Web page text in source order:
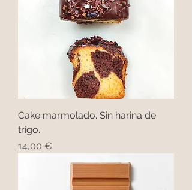
Cake marmolado. Sin harina de
trigo.
Precio
14,00 €